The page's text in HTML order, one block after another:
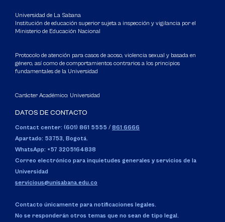
Universidad de La Sabana
Institución de educación superior sujeta a inspección y vigilancia por el
Ministerio de Educación Nacional
Protocolo de atención para casos de acoso, violencia sexual y basada en
género, así como de comportamientos contrarios a los principios
fundamentales de la Universidad
Carácter Académico: Universidad
DATOS DE CONTACTO
Contact center: (601) 861 5555 / 861 6666
Apartado: 53753, Bogotá.
WhatsApp: +57 3205164838
Correo electrónico para inquietudes generales y servicios de la
Universidad
servicious@unisabana.edu.co
Contacto únicamente para notificaciones legales.
No se responderán otros temas que no sean de tipo legal.